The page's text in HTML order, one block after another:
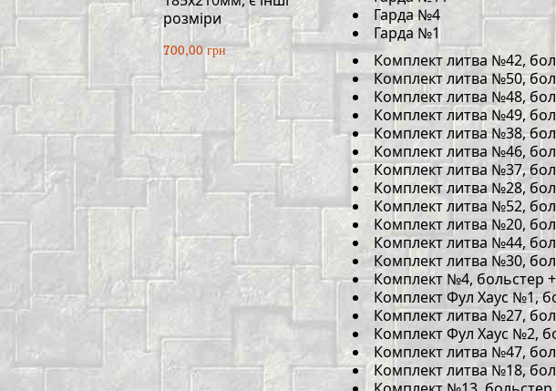
розміри
700,00 грн
Гарда №4
Гарда №1
Комплект литва №42,
Комплект литва №50,
Комплект литва №48,
Комплект литва №49,
Комплект литва №38,
Комплект литва №46,
Комплект литва №37,
Комплект литва №28,
Комплект литва №52,
Комплект литва №20,
Комплект литва №44,
Комплект литва №30,
Комплект №4, больстер
Комплект Фул Хаус №1,
Комплект литва №27,
Комплект Фул Хаус №2,
Комплект литва №47,
Комплект литва №18,